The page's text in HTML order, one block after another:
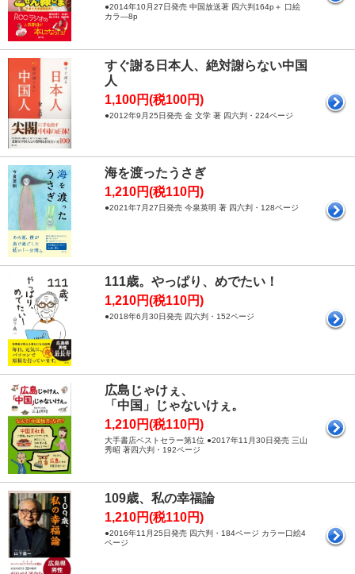
●2014年10月27日発売 中国放送著 四六判164p＋ 口絵
カラ―8p
すぐ謝る日本人、絶対謝らない中国
人
1,100円(税100円)
●2012年9月25日発売 金 文学 著 四六判・224ページ
海を渡ったうさぎ
1,210円(税110円)
●2021年7月27日発売 今泉英明 著 四六判・128ページ
111歳。やっぱり、めでたい！
1,210円(税110円)
●2018年6月30日発売 四六判・152ページ
広島じゃけぇ、
「中国」じゃないけぇ。
1,210円(税110円)
大手書店ベストセラー第1位 ●2017年11月30日発売 三山
秀昭 著四六判・192ページ
109歳、私の幸福論
1,210円(税110円)
●2016年11月25日発売 四六判・184ページ カラー口絵4
ページ